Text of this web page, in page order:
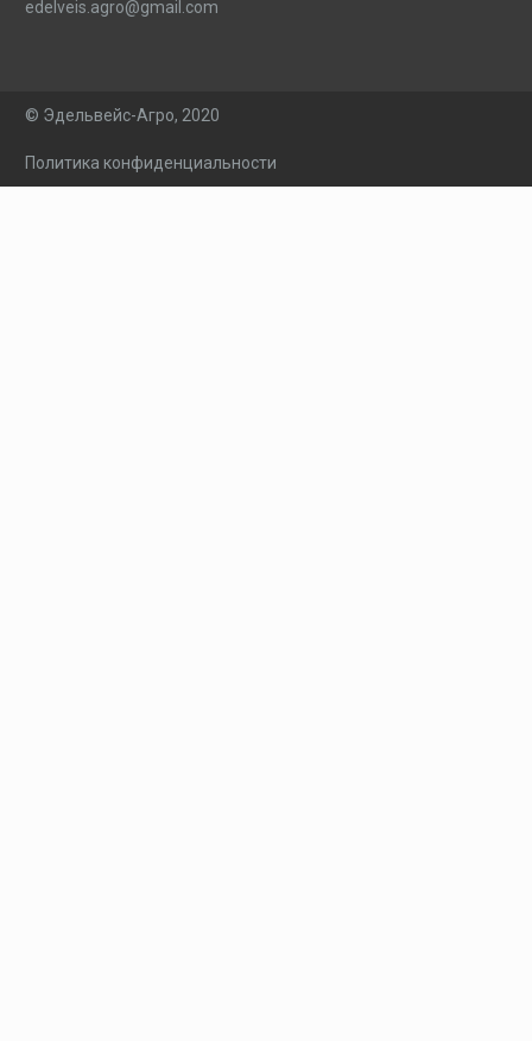
edelveis.agro@gmail.com
© Эдельвейс-Агро, 2020
Политика конфиденциальности